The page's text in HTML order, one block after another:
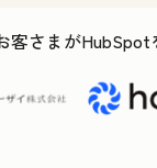
客さまが